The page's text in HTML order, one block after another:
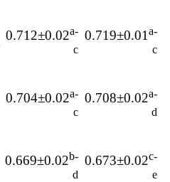
0.719±0.01a-
c
0.712±0.02a-
c
0.708±0.02a-
d
0.704±0.02a-
c
0.673±0.02c-
e
0.669±0.02b-
d